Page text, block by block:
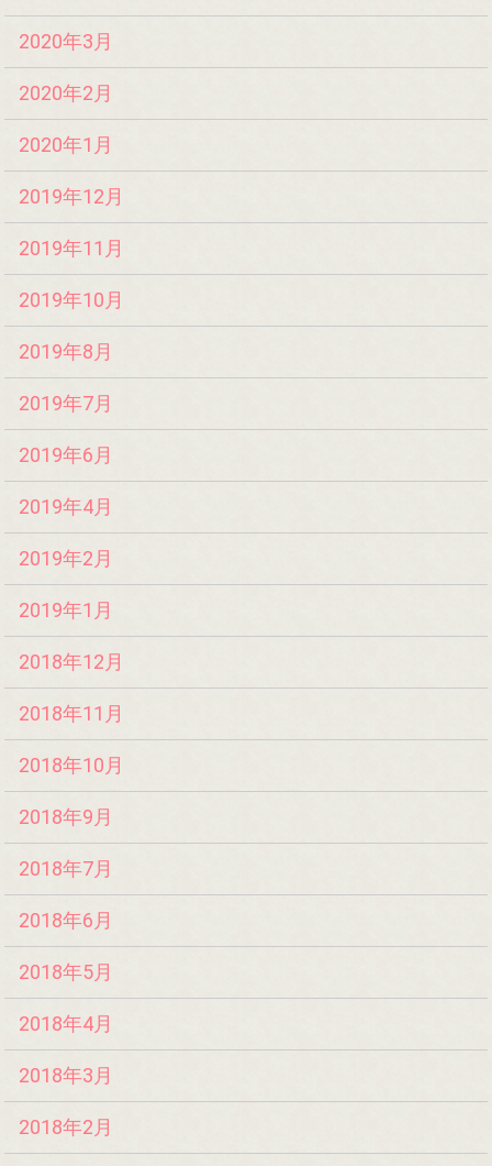
2020年3月
2020年2月
2020年1月
2019年12月
2019年11月
2019年10月
2019年8月
2019年7月
2019年6月
2019年4月
2019年2月
2019年1月
2018年12月
2018年11月
2018年10月
2018年9月
2018年7月
2018年6月
2018年5月
2018年4月
2018年3月
2018年2月